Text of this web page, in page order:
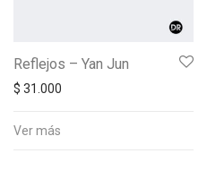
Reflejos – Yan Jun
$ 31.000
Ver más